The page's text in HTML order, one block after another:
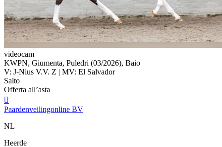
videocam
KWPN, Giumenta, Puledri (03/2026), Baio
V: J-Nius V.V. Z | MV: El Salvador
Salto
Offerta all’asta

Paardenveilingonline BV
NL
Heerde